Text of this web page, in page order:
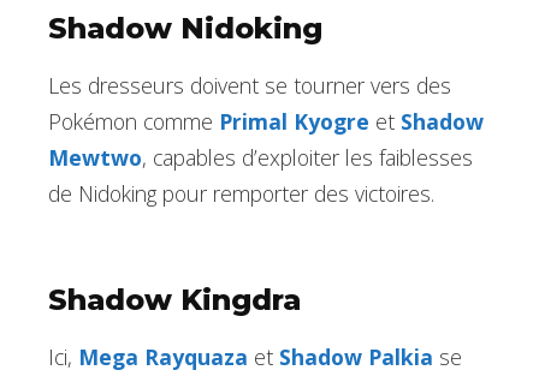
Shadow Nidoking
Les dresseurs doivent se tourner vers des
Pokémon comme Primal Kyogre et Shadow
Mewtwo, capables d’exploiter les faiblesses
de Nidoking pour remporter des victoires.
Shadow Kingdra
Ici, Mega Rayquaza et Shadow Palkia se